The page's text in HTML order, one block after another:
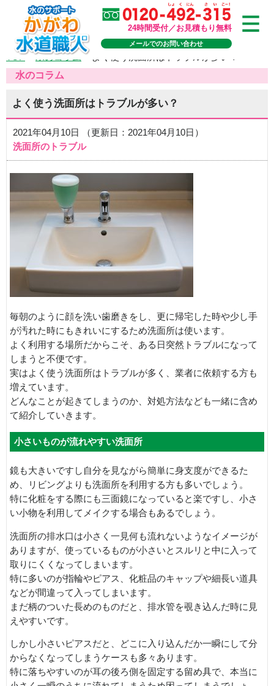
24時間受付／お見積もり無料
メールでのお問い合わせ
TOP>水のコラム >
水のコラム
よく使う洗面所はトラブルが多い？
2021年04月10日 （更新日：2021年04月10日）
洗面所のトラブル
毎朝のように顔を洗い歯磨きをし、更に帰宅した時や少し手
が汚れた時にもきれいにするため洗面所は使います。
よく利用する場所だからこそ、ある日突然トラブルになって
しまうと不便です。
実はよく使う洗面所はトラブルが多く、業者に依頼する方も
増えています。
どんなことが起きてしまうのか、対処方法なども一緒に含め
て紹介していきます。
小さいものが流れやすい洗面所
鏡も大きいですし自分を見ながら簡単に身支度ができるた
め、リビングよりも洗面所を利用する方も多いでしょう。
特に化粧をする際にも三面鏡になっていると楽ですし、小さ
い小物を利用してメイクする場合もあるでしょう。
洗面所の排水口は小さく一見何も流れないようなイメージが
ありますが、使っているものが小さいとスルリと中に入って
取りにくくなってしまいます。
特に多いのが指輪やピアス、化粧品のキャップや細長い道具
などが間違って入ってしまいます。
まだ柄のついた長めのものだと、排水管を覗き込んだ時に見
えやすいです。
しかし小さいピアスだと、どこに入り込んだか一瞬にして分
からなくなってしまうケースも多々あります。
特に落ちやすいのが耳の後ろ側を固定する留め具で、本当に